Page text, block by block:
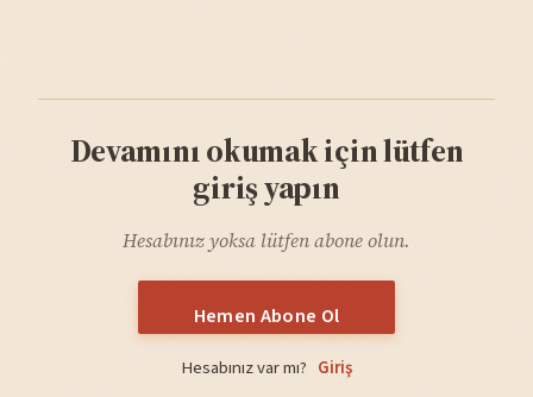
Devamını okumak için lütfen
giriş yapın
Hesabınız yoksa lütfen abone olun.
Hemen Abone Ol
Hesabınız var mı? Giriş